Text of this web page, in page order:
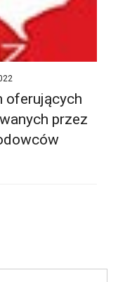
oferujących
przez